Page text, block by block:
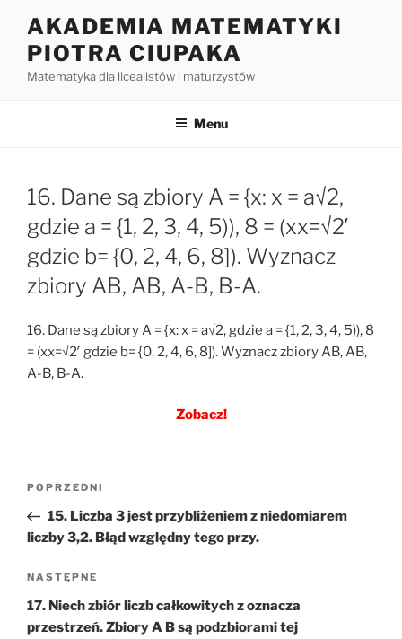
treści
AKADEMIA MATEMATYKI
PIOTRA CIUPAKA
Matematyka dla licealistów i maturzystów
Menu
16. Dane są zbiory A = {x: x = a√2,
gdzie a = {1, 2, 3, 4, 5)), 8 = (xx=√2′
gdzie b= {0, 2, 4, 6, 8]). Wyznacz
zbiory AB, AB, A-B, B-A.
16. Dane są zbiory A = {x: x = a√2, gdzie a = {1, 2, 3, 4, 5)), 8
= (xx=√2′ gdzie b= {0, 2, 4, 6, 8]). Wyznacz zbiory AB, AB,
A-B, B-A.
Zobacz!
Nawigacja
Poprzedni
wpis
POPRZEDNI
15. Liczba 3 jest przybliżeniem z niedomiarem
liczby 3,2. Błąd względny tego przy.
Następny
wpis
NASTĘPNE
17. Niech zbiór liczb całkowitych z oznacza
przestrzeń. Zbiory A B są podzbiorami tej